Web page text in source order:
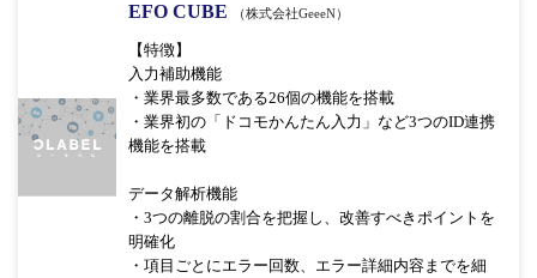
EFO CUBE （株式会社GeeeN）
【特徴】
入力補助機能
・業界最多数である26個の機能を搭載
・業界初の「ドコモかんたん入力」など3つのID連携
機能を搭載
データ解析機能
・3つの離脱の割合を把握し、改善すべきポイントを
明確化
・項目ごとにエラー回数、エラー詳細内容までを細